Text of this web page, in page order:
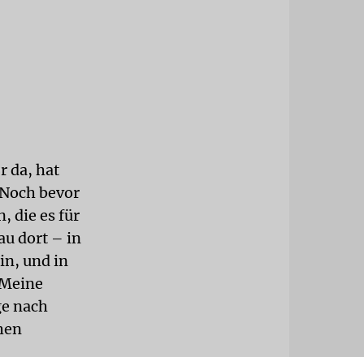
da, hat
bevor
die es für
dort – in
und in
nach